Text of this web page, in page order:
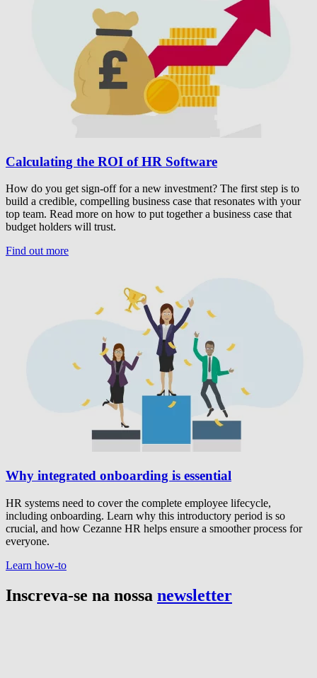
Calculating the ROI of HR Software
How do you get sign-off for a new investment? The first step is to
build a credible, compelling business case that resonates with your
top team. Read more on how to put together a business case that
budget holders will trust.
Find out more
Why integrated onboarding is essential
HR systems need to cover the complete employee lifecycle,
including onboarding. Learn why this introductory period is so
crucial, and how Cezanne HR helps ensure a smoother process for
everyone.
Learn how-to
Inscreva-se na nossa newsletter